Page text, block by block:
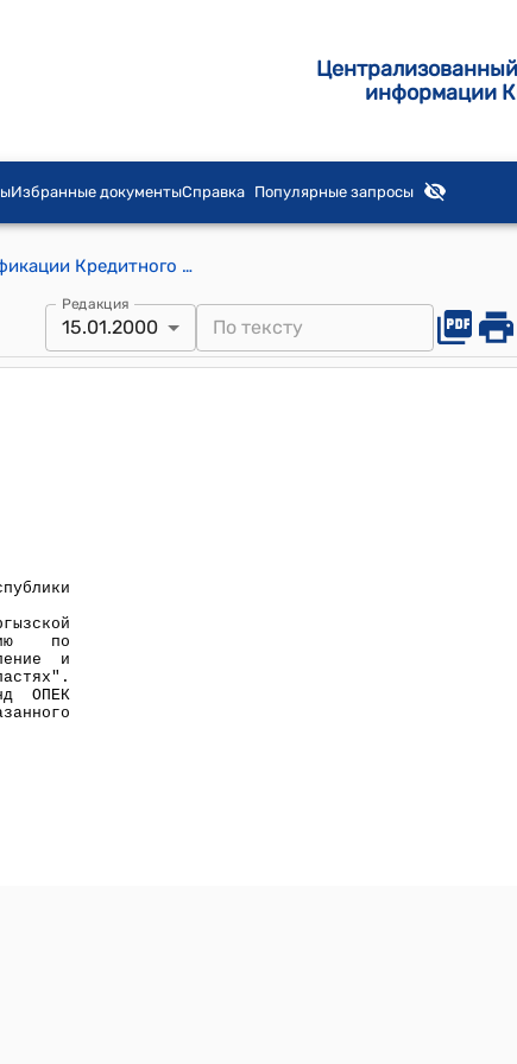
информации
Избранные документыСправка Популярные запросы
Указ Президента КР от 15 января 2000 года УП №2 "О ратификации Кредитного соглашения между Кыргызской Республикой и Фондом ОПЕК по Международному развитию по софинансированию проекта Азиатского банка развития "Предоставление и финансирование социальных услуг в Ошской и Джалал-Абадской областях"
Редакция
15.01.2000